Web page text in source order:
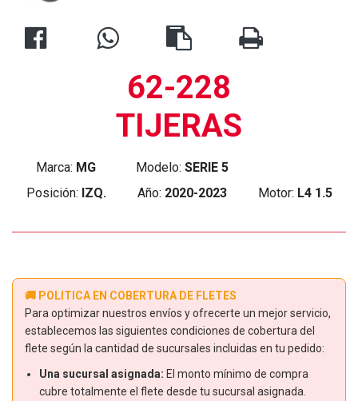
62-228
TIJERAS
Marca: MG Modelo: SERIE 5
Posición: IZQ. Año: 2020-2023 Motor: L4 1.5
🚚 POLITICA EN COBERTURA DE FLETES
Para optimizar nuestros envíos y ofrecerte un mejor servicio,
establecemos las siguientes condiciones de cobertura del
flete según la cantidad de sucursales incluidas en tu pedido:
Una sucursal asignada: El monto mínimo de compra
cubre totalmente el flete desde tu sucursal asignada.